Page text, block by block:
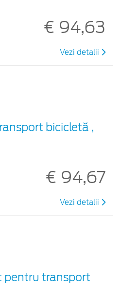
€ 94,63
Vezi detalii
bicicletă ,
€ 94,67
Vezi detalii
transport